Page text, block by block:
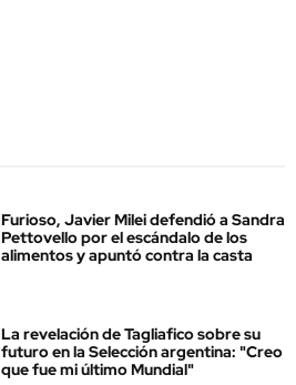
Furioso, Javier Milei defendió a Sandra
Pettovello por el escándalo de los
alimentos y apuntó contra la casta
La revelación de Tagliafico sobre su
futuro en la Selección argentina: "Creo
que fue mi último Mundial"